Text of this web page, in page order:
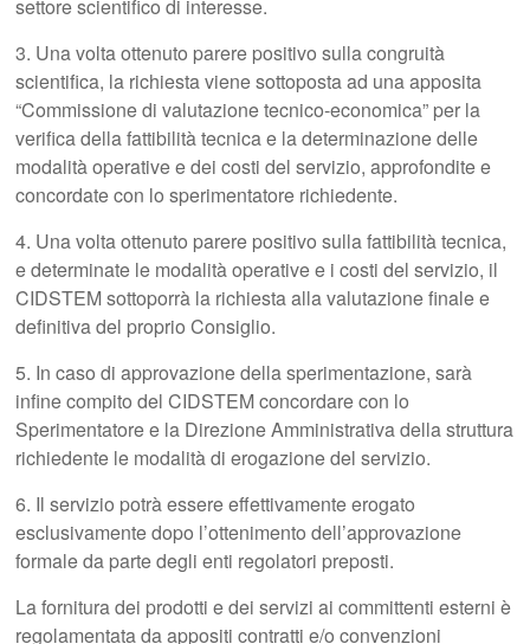
settore scientifico di interesse.
3. Una volta ottenuto parere positivo sulla congruità
scientifica, la richiesta viene sottoposta ad una apposita
“Commissione di valutazione tecnico-economica” per la
verifica della fattibilità tecnica e la determinazione delle
modalità operative e dei costi del servizio, approfondite e
concordate con lo sperimentatore richiedente.
4. Una volta ottenuto parere positivo sulla fattibilità tecnica,
e determinate le modalità operative e i costi del servizio, il
CIDSTEM sottoporrà la richiesta alla valutazione finale e
definitiva del proprio Consiglio.
5. In caso di approvazione della sperimentazione, sarà
infine compito del CIDSTEM concordare con lo
Sperimentatore e la Direzione Amministrativa della struttura
richiedente le modalità di erogazione del servizio.
6. Il servizio potrà essere effettivamente erogato
esclusivamente dopo l’ottenimento dell’approvazione
formale da parte degli enti regolatori preposti.
La fornitura dei prodotti e dei servizi ai committenti esterni è
regolamentata da appositi contratti e/o convenzioni